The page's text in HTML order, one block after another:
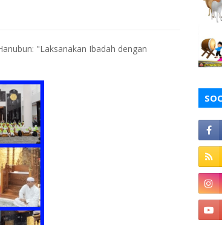
"Laksanakan Ibadah dengan